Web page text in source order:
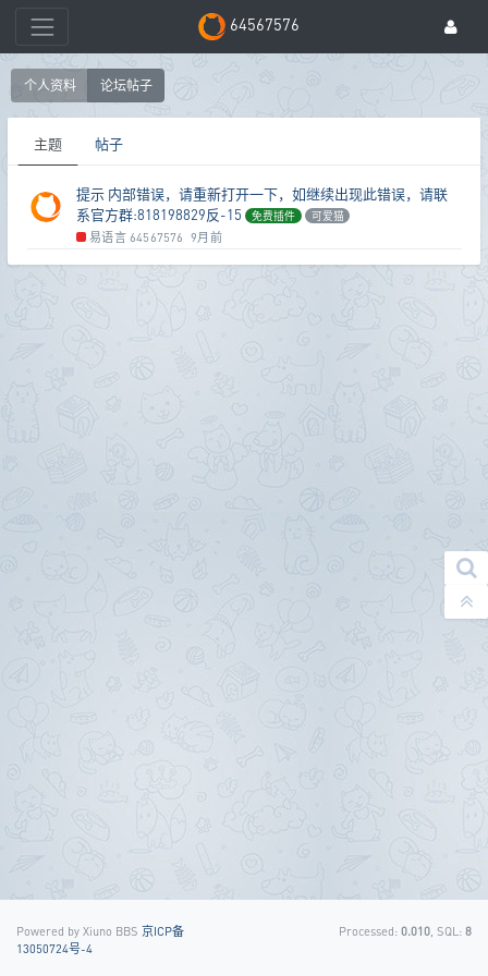
64567576
个人资料 论坛帖子
主题 帖子
提示 内部错误，请重新打开一下，如继续出现此错误，请联
系官方群:818198829反-15
免费插件 可爱猫
易语言 64567576 9月前
Powered by Xiuno BBS 京ICP备
13050724号-4
Processed: 0.010 , SQL: 8